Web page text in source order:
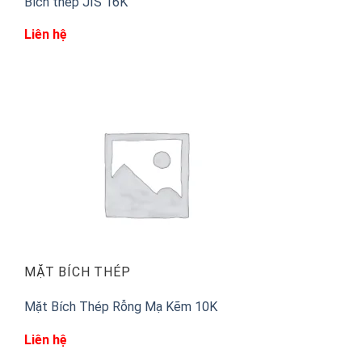
Liên hệ
MẶT BÍCH THÉP
Mặt Bích Thép Rỗng Mạ Kẽm 10K
Liên hệ